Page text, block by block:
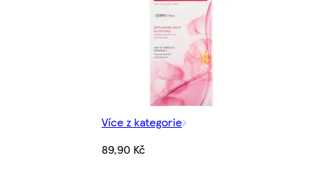
Více z kategorie
89,90 Kč